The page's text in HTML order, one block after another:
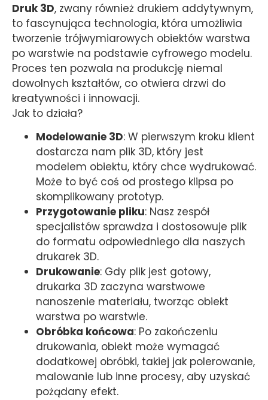
Druk 3D, zwany również drukiem addytywnym,
to fascynująca technologia, która umożliwia
tworzenie trójwymiarowych obiektów warstwa
po warstwie na podstawie cyfrowego modelu.
Proces ten pozwala na produkcję niemal
dowolnych kształtów, co otwiera drzwi do
kreatywności i innowacji.
Jak to działa?
Modelowanie 3D: W pierwszym kroku klient
dostarcza nam plik 3D, który jest
modelem obiektu, który chce wydrukować.
Może to być coś od prostego klipsa po
skomplikowany prototyp.
Przygotowanie pliku: Nasz zespół
specjalistów sprawdza i dostosowuje plik
do formatu odpowiedniego dla naszych
drukarek 3D.
Drukowanie: Gdy plik jest gotowy,
drukarka 3D zaczyna warstwowe
nanoszenie materiału, tworząc obiekt
warstwa po warstwie.
Obróbka końcowa: Po zakończeniu
drukowania, obiekt może wymagać
dodatkowej obróbki, takiej jak polerowanie,
malowanie lub inne procesy, aby uzyskać
pożądany efekt.